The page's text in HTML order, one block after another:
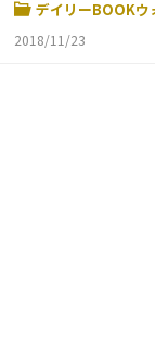
デイリーBOOKウ
2018/11/23